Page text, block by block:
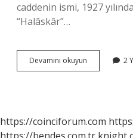
caddenin ismi, 1927
“Halâskâr”…
Devamını okuyun Halâskârı
Ne
2
https://coinciforum.com